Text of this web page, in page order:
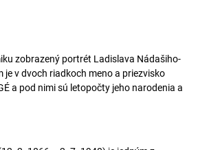
zobrazený portrét Ladislava Nádašiho-
je v dvoch riadkoch meno a priezvisko
a pod nimi sú letopočty jeho narodenia a